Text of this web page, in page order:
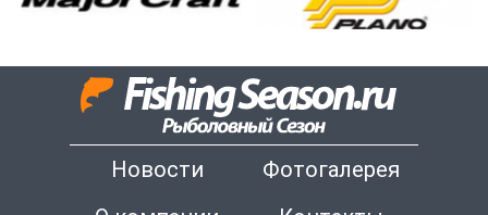
Новости
Фотогалерея